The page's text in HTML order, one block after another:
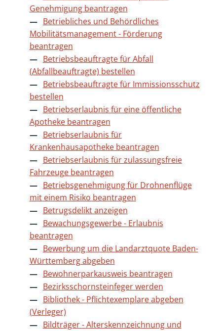
Genehmigung beantragen
Betriebliches und Behördliches
Mobilitätsmanagement - Förderung
beantragen
Betriebsbeauftragte für Abfall
(Abfallbeauftragte) bestellen
Betriebsbeauftragte für Immissionsschutz
bestellen
Betriebserlaubnis für eine öffentliche
Apotheke beantragen
Betriebserlaubnis für
Krankenhausapotheke beantragen
Betriebserlaubnis für zulassungsfreie
Fahrzeuge beantragen
Betriebsgenehmigung für Drohnenflüge
mit einem Risiko beantragen
Betrugsdelikt anzeigen
Bewachungsgewerbe - Erlaubnis
beantragen
Bewerbung um die Landarztquote Baden-
Württemberg abgeben
Bewohnerparkausweis beantragen
Bezirksschornsteinfeger werden
Bibliothek - Pflichtexemplare abgeben
(Verleger)
Bildträger - Alterskennzeichnung und